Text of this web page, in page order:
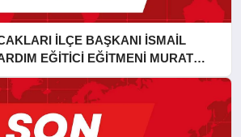
İLÇE BAŞKANI İSMAİL
EĞİTİCİ EĞİTMENİ MURAT